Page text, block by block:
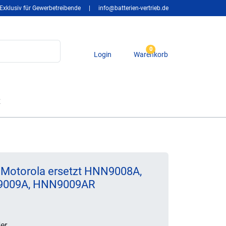
Exklusiv für Gewerbetreibende info@batterien-vertrieb.de
Login
0
Warenkorb
ersetzt HNN9008A,
HNN9009AR